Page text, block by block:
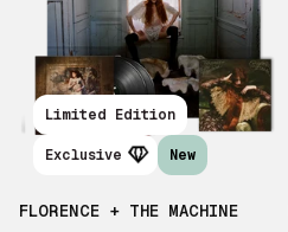
Limited Edition
Exclusive New
FLORENCE + THE MACHINE